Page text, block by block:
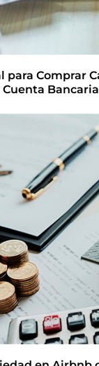
para Comprar
Bancaria